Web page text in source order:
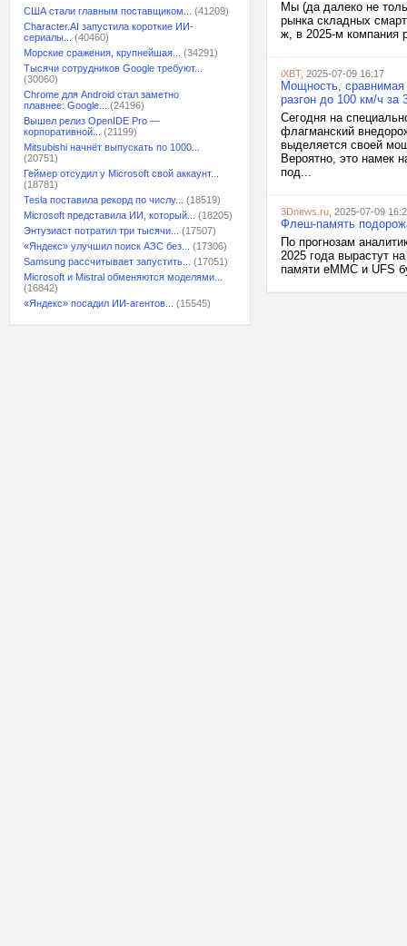
США стали главным поставщиком...
(41209)
Character.AI запустила короткие ИИ-
сериалы...
(40460)
Морские сражения, крупнейшая...
(34291)
Тысячи сотрудников Google требуют...
(30060)
Chrome для Android стал заметно
плавнее: Google...
(24196)
Вышел релиз OpenIDE Pro —
корпоративной...
(21199)
Mitsubishi начнёт выпускать по 1000...
(20751)
Геймер отсудил у Microsoft свой аккаунт...
(18781)
Tesla поставила рекорд по числу...
(18519)
Microsoft представила ИИ, который...
(18205)
Энтузиаст потратил три тысячи...
(17507)
«Яндекс» улучшил поиск АЗС без...
(17306)
Samsung рассчитывает запустить...
(17051)
Microsoft и Mistral обменяются моделями...
(16842)
«Яндекс» посадил ИИ-агентов...
(15545)
Мы (да далеко не
рынка складных
ж, в 2025-м компания
iXBT, 2025-07-09 16:17
Мощность, сравнимая
разгон до 100 км/ч за
Сегодня на
флагманский
выделяется своей
Вероятно, это намек
под...
3Dnews.ru , 2025-07-09
Флеш-память
По прогнозам
2025 года вырастут
памяти eMMC и UFS